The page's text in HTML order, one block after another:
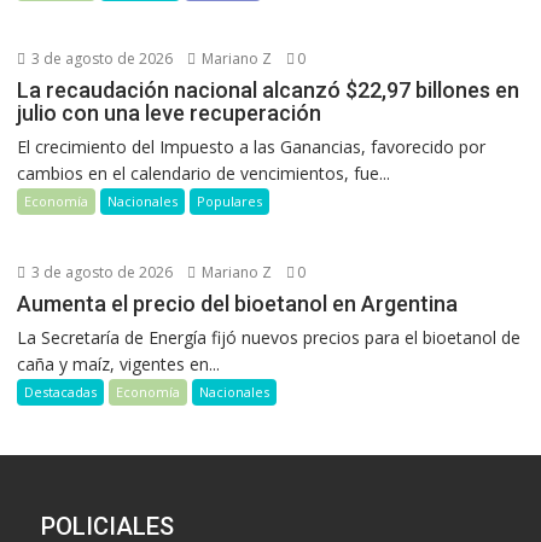
3 de agosto de 2026 Mariano Z 0
La recaudación nacional alcanzó $22,97 billones en
julio con una leve recuperación
El crecimiento del Impuesto a las Ganancias, favorecido por
cambios en el calendario de vencimientos, fue...
Economía Nacionales Populares
3 de agosto de 2026 Mariano Z 0
Aumenta el precio del bioetanol en Argentina
La Secretaría de Energía fijó nuevos precios para el bioetanol de
caña y maíz, vigentes en...
Destacadas Economía Nacionales
POLICIALES